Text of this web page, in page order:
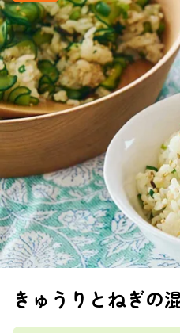
きゅうりとねぎの